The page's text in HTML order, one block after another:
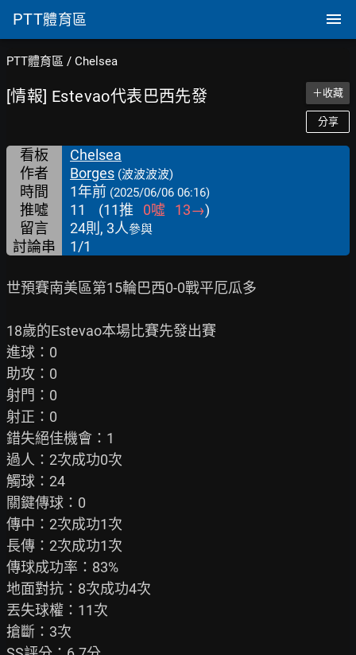
PTT體育區
PTT體育區 / Chelsea
[情報] Estevao代表巴西先發 ＋收藏
分享
看板
Chelsea
作者
Borges (波波波波)
時間 1年前 (2025/06/06 06:16)
推噓 11 (11推 0噓 13→)
留言
24則, 3人參與
討論串 1/1
世預賽南美區第15輪巴西0-0戰平厄瓜多
18歲的Estevao本場比賽先發出賽
進球：0
助攻：0
射門：0
射正：0
錯失絕佳機會：1
過人：2次成功0次
觸球：24
關鍵傳球：0
傳中：2次成功1次
長傳：2次成功1次
傳球成功率：83%
地面對抗：8次成功4次
丟失球權：11次
搶斷：3次